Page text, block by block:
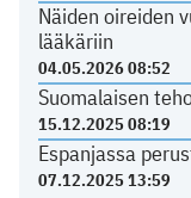
Näiden oireiden
lääkäriin
04.05.2026 08:52
Suomalaisen
15.12.2025 08:19
Espanjassa
07.12.2025 13:59